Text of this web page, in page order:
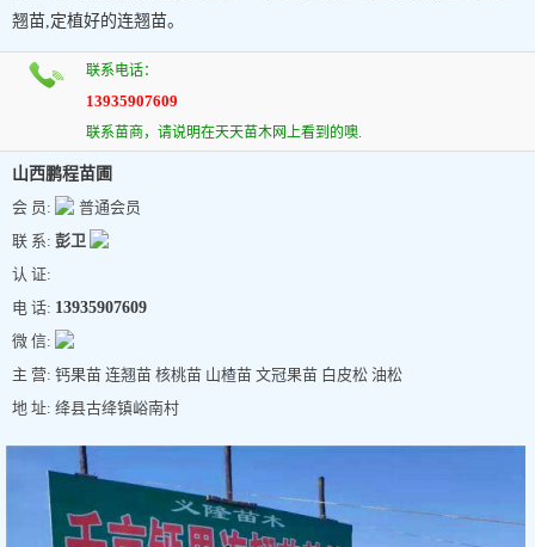
翘苗,定植好的连翘苗。
联系电话：
13935907609
联系苗商，请说明在天天苗木网上看到的噢.
山西鹏程苗圃
会 员:
普通会员
联 系: 彭卫
认 证:
电 话: 13935907609
微 信:
主 营: 钙果苗 连翘苗 核桃苗 山楂苗 文冠果苗 白皮松 油松
地 址: 绛县古绛镇峪南村